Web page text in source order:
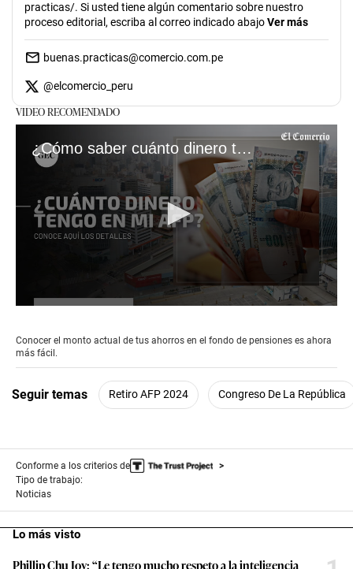
practicas/. Si usted tiene algún comentario sobre nuestro
proceso editorial, escriba al correo indicado abajoVer más
buenas.practicas@comercio.com.pe
@elcomercio_peru
VIDEO RECOMENDADO
¿Cómo saber cuánto dinero tengo en mi AFP?
of
2
seconds
Conocer el monto actual de tus ahorros en el fondo de pensiones es ahora
más fácil.
Seguir temas Retiro AFP 2024 Congreso De La República
Conforme a los criterios de
Tipo de trabajo:
Noticias
Lo más visto
Phillip Chu Joy: “Le tengo mucho respeto a la inteligencia